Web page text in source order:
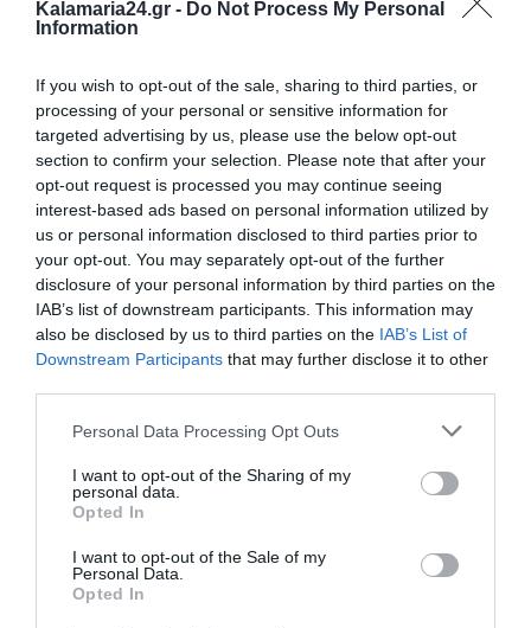
Kalamaria24.gr - Do Not Process My Personal
Information
If you wish to opt-out of the sale, sharing to third parties, or
processing of your personal or sensitive information for
targeted advertising by us, please use the below opt-out
section to confirm your selection. Please note that after your
opt-out request is processed you may continue seeing
interest-based ads based on personal information utilized by
us or personal information disclosed to third parties prior to
your opt-out. You may separately opt-out of the further
disclosure of your personal information by third parties on the
IAB’s list of downstream participants. This information may
also be disclosed by us to third parties on the IAB’s List of
Downstream Participants that may further disclose it to other
Personal Data Processing Opt Outs
I want to opt-out of the Sharing of my
personal data.
Opted In
I want to opt-out of the Sale of my
Personal Data.
Opted In
Tags: ΕΚΠΑΙΔΕΥΣΗ ΠΑΝΕΠΙΣΤΗΜΙΑ
ΔΗΜΟΣΊΕΥΣΗ ΣΧΟΛΊΟΥ
0 Σχόλια